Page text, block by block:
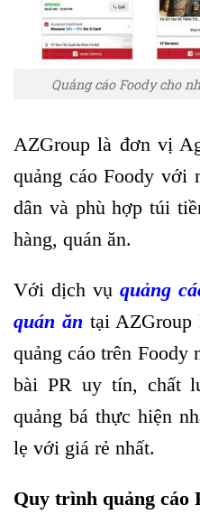
Quảng cáo Foody cho
AZGroup là đơn vị
quảng cáo Foody với
dân và phù hợp túi
hàng, quán ăn.
Với dịch vụ quảng
quán ăn tại AZGroup
quảng cáo trên
bài PR uy tín, chất
quảng bá thực hiện
lẹ với giá rẻ nhất.
Quy trình quảng cáo